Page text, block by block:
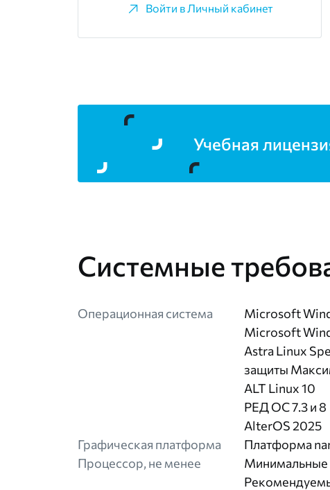
Войти в Личный кабинет
Учебная
Системные
Операционная система
Microsoft
Microsoft
Astra Linux
защиты
ALT Linux 10
РЕД ОС 7.3 и 8
AlterOS 2025
Графическая платформа
Платформа
Процессор, не менее
Минимальные